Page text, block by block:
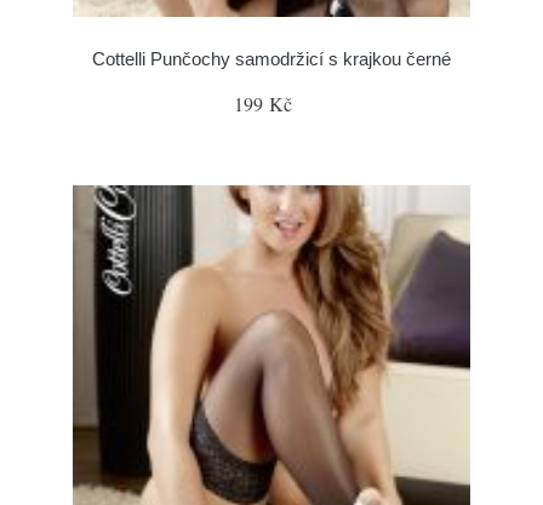
Cottelli Punčochy samodržicí s krajkou černé
199 Kč